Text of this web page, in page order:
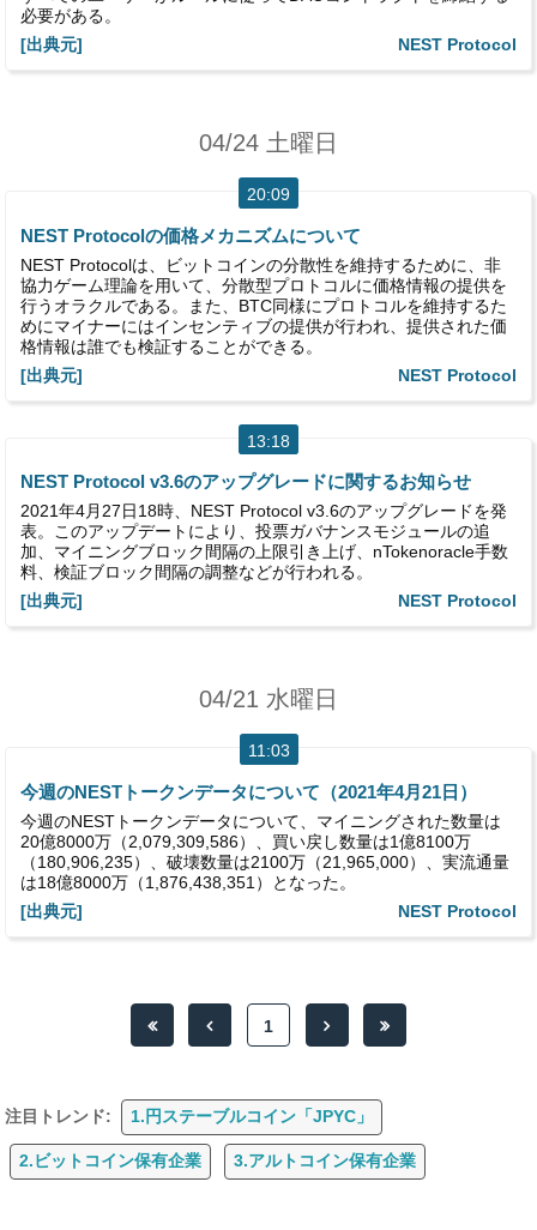
必要がある。
[出典元]
NEST Protocol
04/24 土曜日
20:09
NEST Protocolの価格メカニズムについて
NEST Protocolは、ビットコインの分散性を維持するために、非
協力ゲーム理論を用いて、分散型プロトコルに価格情報の提供を
行うオラクルである。また、BTC同様にプロトコルを維持するた
めにマイナーにはインセンティブの提供が行われ、提供された価
格情報は誰でも検証することができる。
[出典元]
NEST Protocol
13:18
NEST Protocol v3.6のアップグレードに関するお知らせ
2021年4月27日18時、NEST Protocol v3.6のアップグレードを発
表。このアップデートにより、投票ガバナンスモジュールの追
加、マイニングブロック間隔の上限引き上げ、nTokenoracle手数
料、検証ブロック間隔の調整などが行われる。
[出典元]
NEST Protocol
04/21 水曜日
11:03
今週のNESTトークンデータについて（2021年4月21日）
今週のNESTトークンデータについて、マイニングされた数量は
20億8000万（2,079,309,586）、買い戻し数量は1億8100万
（180,906,235）、破壊数量は2100万（21,965,000）、実流通量
は18億8000万（1,876,438,351）となった。
[出典元]
NEST Protocol
1
注目トレンド: 1.円ステーブルコイン「JPYC」
2.ビットコイン保有企業 3.アルトコイン保有企業